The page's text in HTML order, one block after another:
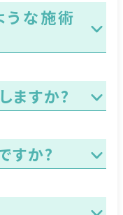
うな施術
ますか?
すか?